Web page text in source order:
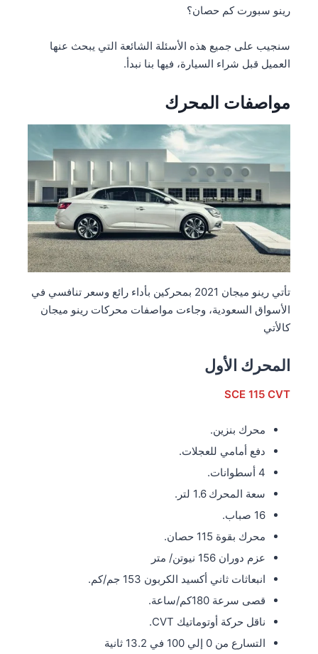
رينو سبورت كم حصان؟
سنجيب على جميع هذه الأسئلة الشائعة التي يبحث عنها
العميل قبل شراء السيارة، فيها بنا نبدأ.
مواصفات المحرك
تأتي رينو ميجان 2021 بمحركين بأداء رائع وسعر تنافسي في
الأسواق السعودية، وجاءت مواصفات محركات رينو ميجان
كالأتي
المحرك الأول
SCE 115 CVT
محرك بنزين.
دفع أمامي للعجلات.
4 أسطوانات.
سعة المحرك 1.6 لتر.
16 صباب.
محرك بقوة 115 حصان.
عزم دوران 156 نيوتن/ متر
انبعاثات ثاني أكسيد الكربون 153 جم/كم.
قصى سرعة 180كم/ساعة.
ناقل حركة أوتوماتيك CVT.
التسارع من 0 إلي 100 في 13.2 ثانية